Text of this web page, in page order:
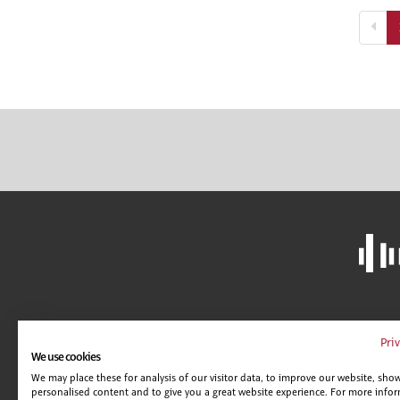
GUÍA DE CENTROS
We use cookies
We may place these for analysis of our visitor data, to improve our website,
personalised content and to give you a great website experience. For more